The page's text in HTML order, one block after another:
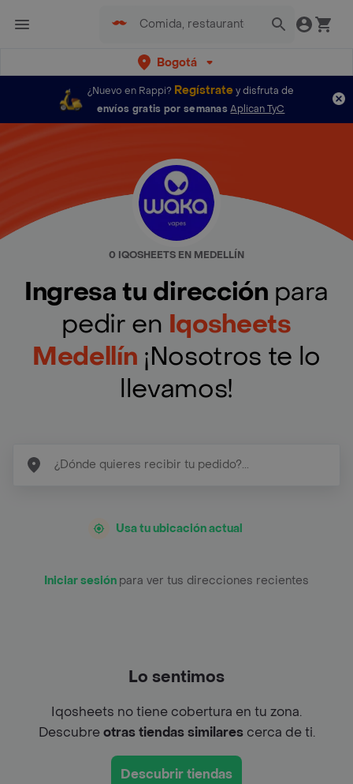
Bogotá
¿Nuevo en Rappi? Regístratey disfruta de
envíos gratis por semanas Aplican TyC
0 IQOSHEETS EN MEDELLÍN
Ingresa tu dirección para
pedir en Iqosheets
Medellín ¡Nosotros te lo
llevamos!
Usa tu ubicación actual
Iniciar sesión para ver tus direcciones recientes
Lo sentimos
Iqosheets no tiene cobertura en tu zona.
Descubreotras tiendas similarescerca de ti.
Descubrir tiendas